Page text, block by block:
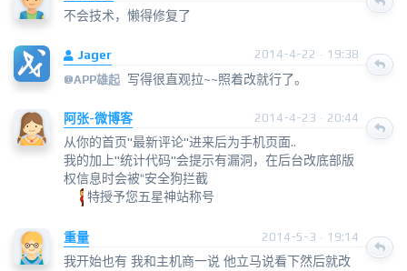
不会技术，懒得修复了
Jager
2014-4-22 · 19:38
@APP雄起 写得很直观拉~~照着改就行了。
阿张-微博客 2014-4-23 · 20:44
从你的首页"最新评论"进来后为手机页面..
我的加上"统计代码"会提示有漏洞，在后台改底部版
权信息时会被“安全狗拦截
特授予您五星神站称号
重量 2014-5-3 · 19:14
我开始也有 我和主机商一说 他立马说看下然后就改